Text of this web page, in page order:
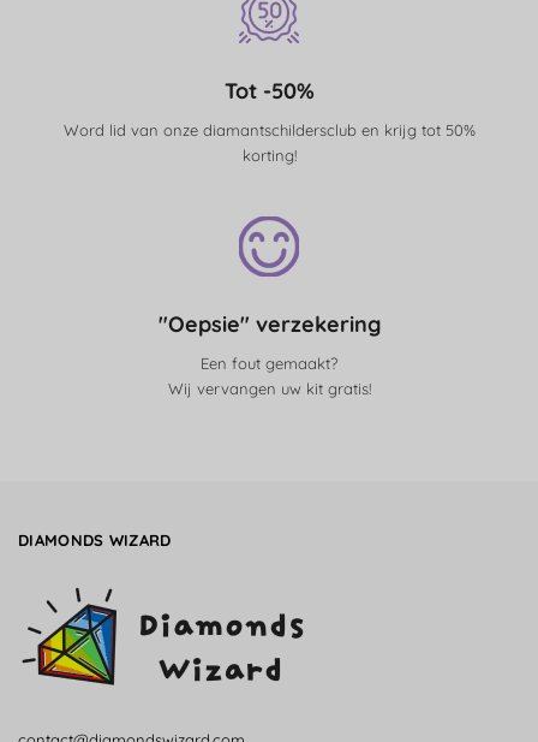
Tot -50%
Word lid van onze diamantschildersclub en krijg tot 50%
korting!
"Oepsie" verzekering
Een fout gemaakt?
Wij vervangen uw kit gratis!
DIAMONDS WIZARD